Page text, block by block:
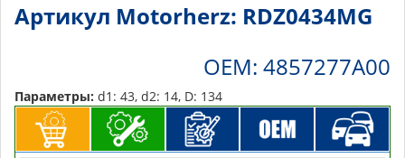
Артикул Motorherz: RDZ0434MG
OEM: 4857277A00
Параметры: d1: 43, d2: 14, D: 134